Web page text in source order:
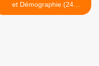
et Démographie (24
octobre 2012) >